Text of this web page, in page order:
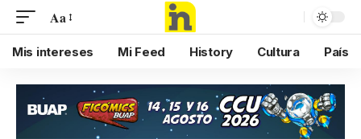
Aa
Mis intereses Mi Feed History Cultura País